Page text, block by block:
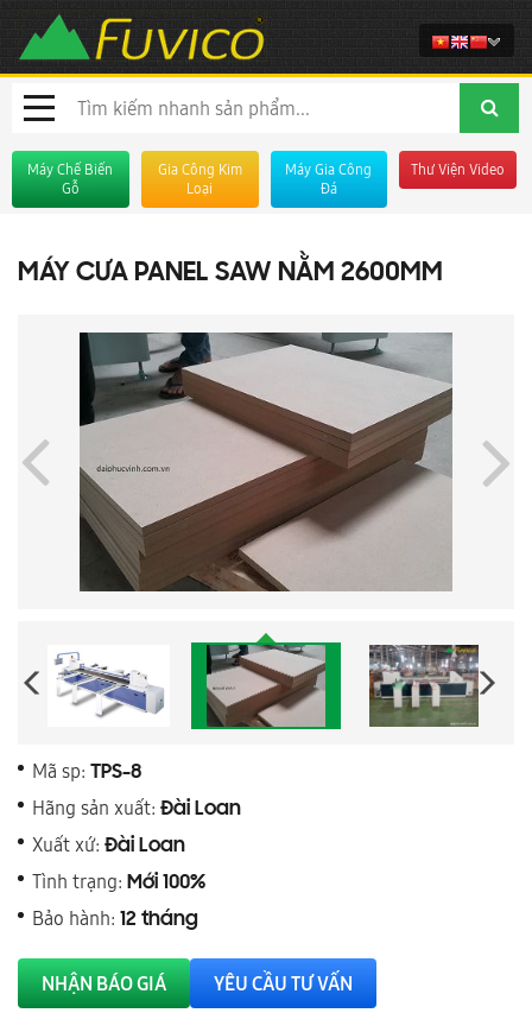
Máy Chế Biến
Gỗ
Gia Công Kim
Loại
Máy Gia Công
Đá
Thư Viện Video
MÁY CƯA PANEL SAW NẰM 2600MM
Mã sp: TPS-8
Hãng sản xuất: Đài Loan
Xuất xứ: Đài Loan
Tình trạng: Mới 100%
Bảo hành: 12 tháng
NHẬN BÁO GIÁ YÊU CẦU TƯ VẤN